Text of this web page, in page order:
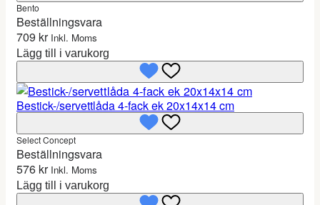
Bento
Beställningsvara
709 kr Inkl. Moms
Lägg till i varukorg
Bestick-/servettlåda 4-fack ek 20x14x14 cm
Select Concept
Beställningsvara
576 kr Inkl. Moms
Lägg till i varukorg